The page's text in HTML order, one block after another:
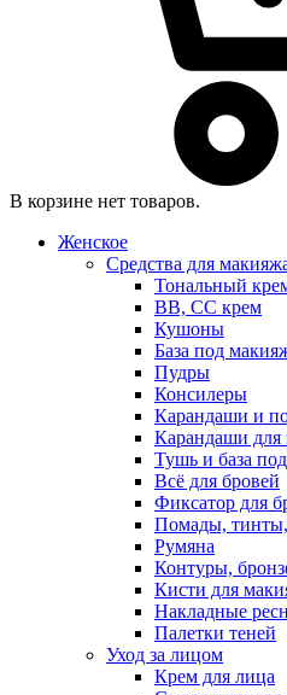
В корзине нет товаров.
Женское
Средства для
Тональный
BB, CC крем
Кушоны
База под
Пудры
Консилеры
Карандаши и
Карандаши для
Тушь и база
Всё для бровей
Фиксатор для
Помады, тинты,
Румяна
Контуры,
Кисти для
Накладные
Палетки теней
Уход за лицом
Крем для лица